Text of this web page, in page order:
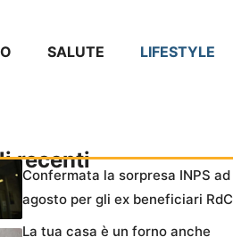
SALUTE LIFESTYLE
recenti
Confermata la sorpresa INPS ad
agosto per gli ex beneficiari RdC
La tua casa è un forno anche